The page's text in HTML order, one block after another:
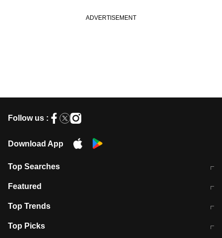
Follow us :
Download App
Top Searches
मुंबई में लगे 'जेन जी' के पोस्टर, लिखा- 'मैं
Featured
10 अगस्त को विधानसभा का घेराव करेंगे
Top Trends
RBI का नया नियम: अब बैंकों को अपनी सभी
Top Picks